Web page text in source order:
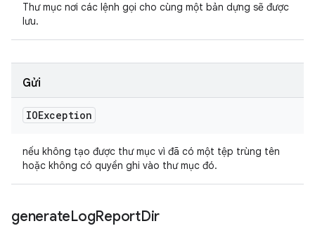
Thư mục nơi các lệnh gọi cho cùng một bản dựng sẽ được
lưu.
Gửi
IOException
nếu không tạo được thư mục vì đã có một tệp trùng tên
hoặc không có quyền ghi vào thư mục đó.
generateLogReportDir